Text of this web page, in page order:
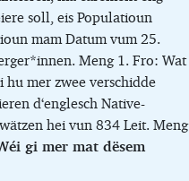
soll, eis Populatioun
mam Datum vum 25.
Meng 1. Fro: Wat
hu mer zwee verschidde
d‘englesch Native-
hei vun 834 Leit. Meng
gi mer mat dësem